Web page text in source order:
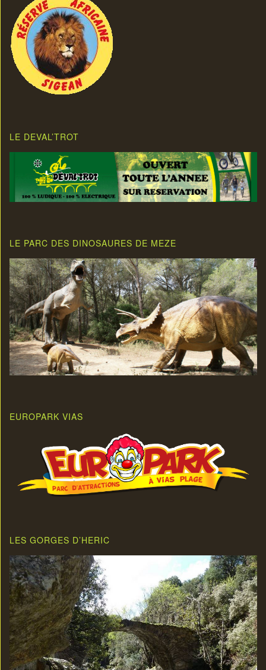
LE DEVAL’TROT
LE PARC DES DINOSAURES DE MEZE
EUROPARK VIAS
LES GORGES D’HERIC